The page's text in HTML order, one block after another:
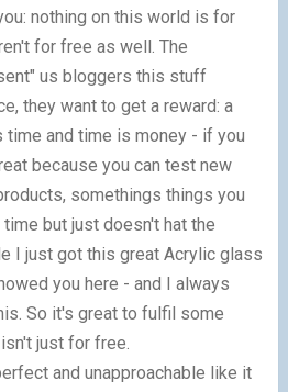
nothing on this world is for
for free as well. The
us bloggers this stuff
they want to get a reward: a
and time is money - if you
because you can test new
somethings things you
but just doesn't hat the
I just got this great Acrylic glass
you here - and I always
So it's great to fulfil some
just for free.
and unapproachable like it